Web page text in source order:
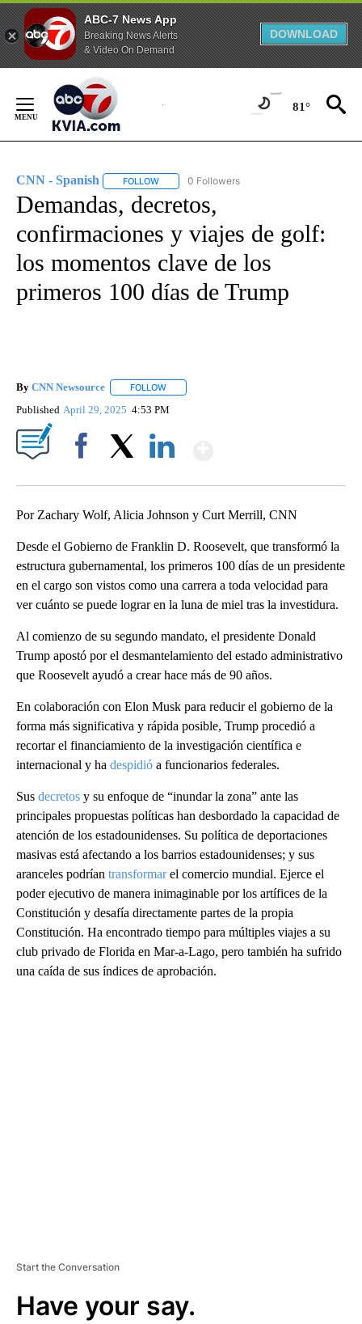
ABC-7 News App
Breaking News Alerts
& Video On Demand
DOWNLOAD
Content
81°
CNN - Spanish FOLLOW FOLLOW "CNN - SPANISH" TO RECEIVE
0 Followers
Demandas, decretos,
confirmaciones y viajes de golf:
los momentos clave de los
primeros 100 días de Trump
By CNN Newsource FOLLOW
Published April 29, 2025 4:53 PM
Por Zachary Wolf, Alicia Johnson y Curt Merrill, CNN
Desde el Gobierno de Franklin D. Roosevelt, que transformó la
estructura gubernamental, los primeros 100 días de un presidente
en el cargo son vistos como una carrera a toda velocidad para
ver cuánto se puede lograr en la luna de miel tras la investidura.
Al comienzo de su segundo mandato, el presidente Donald
Trump apostó por el desmantelamiento del estado administrativo
que Roosevelt ayudó a crear hace más de 90 años.
En colaboración con Elon Musk para reducir el gobierno de la
forma más significativa y rápida posible, Trump procedió a
recortar el financiamiento de la investigación científica e
internacional y ha despidió a funcionarios federales.
Sus decretos y su enfoque de “inundar la zona” ante las
principales propuestas políticas han desbordado la capacidad de
atención de los estadounidenses. Su política de deportaciones
masivas está afectando a los barrios estadounidenses; y sus
aranceles podrían transformarel comercio mundial. Ejerce el
poder ejecutivo de manera inimaginable por los artífices de la
Constitución y desafía directamente partes de la propia
Constitución. Ha encontrado tiempo para múltiples viajes a su
club privado de Florida en Mar-a-Lago, pero también ha sufrido
una caída de sus índices de aprobación.
Start the Conversation
Have your say.